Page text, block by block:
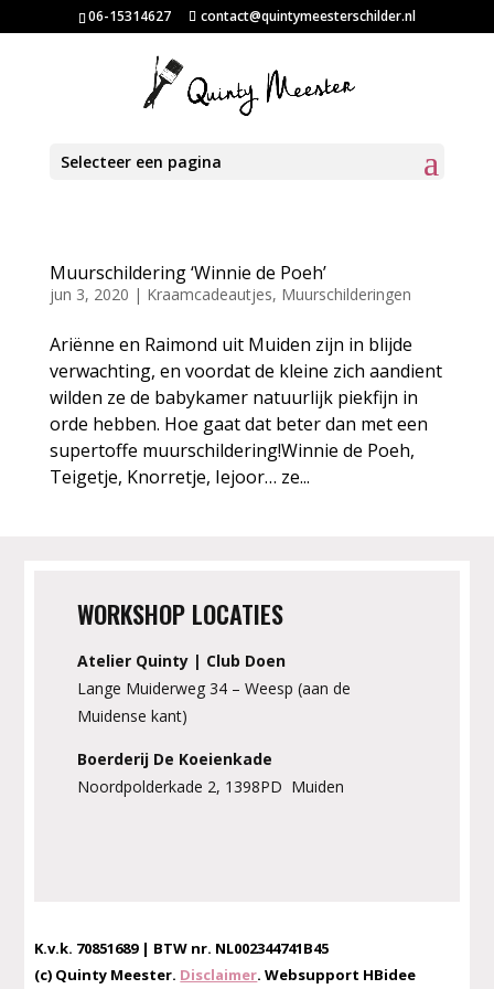
06-15314627 contact@quintymeesterschilder.nl
Selecteer een pagina
Muurschildering ‘Winnie de Poeh’
jun 3, 2020 | Kraamcadeautjes, Muurschilderingen
Ariënne en Raimond uit Muiden zijn in blijde
verwachting, en voordat de kleine zich aandient
wilden ze de babykamer natuurlijk piekfijn in
orde hebben. Hoe gaat dat beter dan met een
supertoffe muurschildering!Winnie de Poeh,
Teigetje, Knorretje, Iejoor… ze...
WORKSHOP LOCATIES
Atelier Quinty | Club Doen
Lange Muiderweg 34 – Weesp (aan de
Muidense kant)
Boerderij De Koeienkade
Noordpolderkade 2, 1398PD Muiden
K.v.k. 70851689 | BTW nr. NL002344741B45
(c) Quinty Meester. Disclaimer. Websupport HBidee